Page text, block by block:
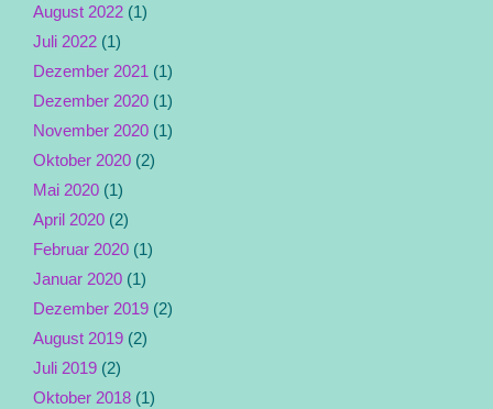
August 2022 (1)
Juli 2022 (1)
Dezember 2021 (1)
Dezember 2020 (1)
November 2020 (1)
Oktober 2020 (2)
Mai 2020 (1)
April 2020 (2)
Februar 2020 (1)
Januar 2020 (1)
Dezember 2019 (2)
August 2019 (2)
Juli 2019 (2)
Oktober 2018 (1)